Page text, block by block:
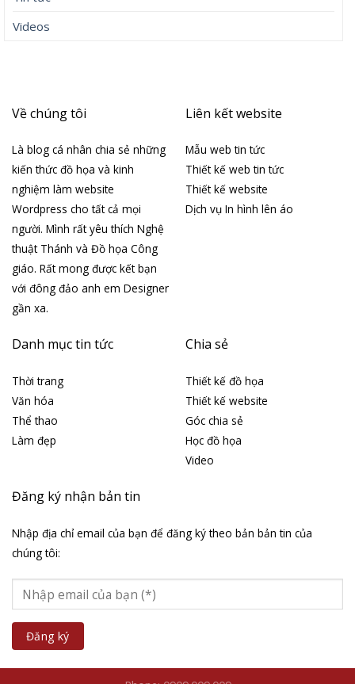
Videos
Về chúng tôi
Là blog cá nhân chia sẻ những
kiến thức đồ họa và kinh
nghiệm làm website
Wordpress cho tất cả mọi
người. Mình rất yêu thích Nghệ
thuật Thánh và Đồ họa Công
giáo. Rất mong được kết bạn
với đông đảo anh em Designer
gần xa.
Liên kết website
Mẫu web tin tức
Thiết kế web tin tức
Thiết kế website
Dịch vụ In hình lên áo
Danh mục tin tức
Thời trang
Văn hóa
Thể thao
Làm đẹp
Chia sẻ
Thiết kế đồ họa
Thiết kế website
Góc chia sẻ
Học đồ họa
Video
Đăng ký nhận bản tin
Nhập địa chỉ email của bạn để đăng ký theo bản bản tin của
chúng tôi: